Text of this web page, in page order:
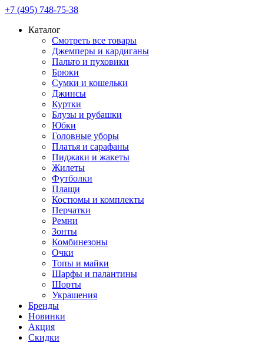
+7 (495) 748-75-38
Каталог
Смотреть все товары
Джемперы и кардиганы
Пальто и пуховики
Брюки
Сумки и кошельки
Джинсы
Куртки
Блузы и рубашки
Юбки
Головные уборы
Платья и сарафаны
Пиджаки и жакеты
Жилеты
Футболки
Плащи
Костюмы и комплекты
Перчатки
Ремни
Зонты
Комбинезоны
Очки
Топы и майки
Шарфы и палантины
Шорты
Украшения
Бренды
Новинки
Акция
Скидки